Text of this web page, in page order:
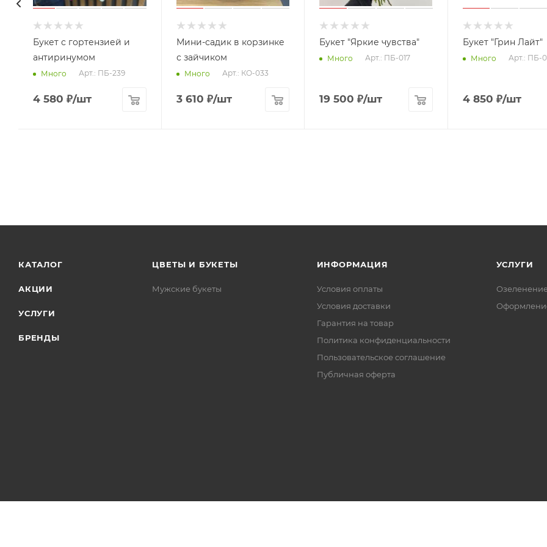
Букет с гортензией и
антиринумом
Много Арт.: ПБ-239
4 580 ₽/шт
Мини-садик в корзинке
с зайчиком
Много Арт.: КО-033
3 610 ₽/шт
Букет "Яркие чувства"
Много Арт.: ПБ-017
19 500 ₽/шт
Букет "Грин Лайт"
Много Арт.: ПБ-
4 850 ₽/шт
КАТАЛОГ
АКЦИИ
УСЛУГИ
БРЕНДЫ
ЦВЕТЫ И БУКЕТЫ
Мужские букеты
ИНФОРМАЦИЯ
Условия оплаты
Условия доставки
Гарантия на товар
Политика конфиденциальности
Пользовательское соглашение
Публичная оферта
УСЛУГИ